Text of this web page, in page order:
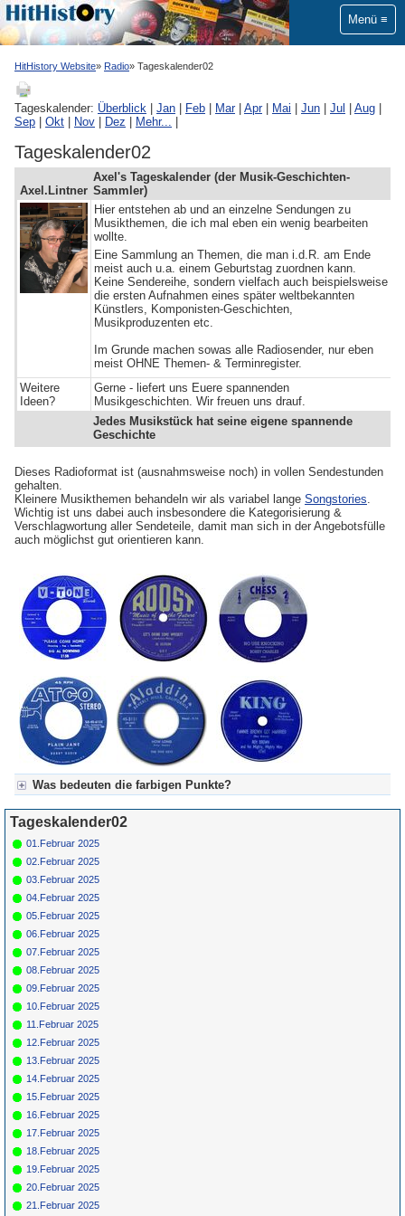
Menü
HitHistory Website Radio Tageskalender02
Tageskalender: Überblick Jan Feb Mar| Apr| Mai Jun Jul Aug
Sep
Okt Nov Dez Mehr...
Tageskalender02
Axel.Lintner
Axel's Tageskalender (der Musik-Geschichten-
Sammler)
Hier entstehen ab und an einzelne Sendungen zu
Musikthemen, die ich mal eben ein wenig bearbeiten
wollte.
Eine Sammlung an Themen, die man i.d.R. am Ende
meist auch u.a. einem Geburtstag zuordnen kann.
Keine Sendereihe, sondern vielfach auch beispielsweise
die ersten Aufnahmen eines später weltbekannten
Künstlers, Komponisten-Geschichten,
Musikproduzenten etc.
Im Grunde machen sowas alle Radiosender, nur eben
meist OHNE Themen- & Terminregister.
Weitere
Ideen?
Gerne - liefert uns Euere spannenden
Musikgeschichten. Wir freuen uns drauf.
Jedes Musikstück hat seine eigene spannende
Geschichte
Dieses Radioformat ist (ausnahmsweise noch) in vollen Sendestunden
gehalten.
Kleinere Musikthemen behandeln wir als variabel lange Songstories.
Wichtig ist uns dabei auch insbesondere die Kategorisierung &
Verschlagwortung aller Sendeteile, damit man sich in der Angebotsfülle
auch möglichst gut orientieren kann.
Was bedeuten die farbigen Punkte?
Für Axel's Tageskalender:
Grün = Kurzgeschichte
Grün! = fachlich bestimmt spannend, nicht verpassen!
Grün+ = Stundenbeitrag
Gelb = Kurzgeschichten oder Stundensendungen in Arbeit
Blau = Beschreibungstext (beschreibender Text)
Tageskalender02
01.Februar 2025
02.Februar 2025
03.Februar 2025
04.Februar 2025
05.Februar 2025
06.Februar 2025
07.Februar 2025
08.Februar 2025
09.Februar 2025
10.Februar 2025
11.Februar 2025
12.Februar 2025
13.Februar 2025
14.Februar 2025
15.Februar 2025
16.Februar 2025
17.Februar 2025
18.Februar 2025
19.Februar 2025
20.Februar 2025
21.Februar 2025